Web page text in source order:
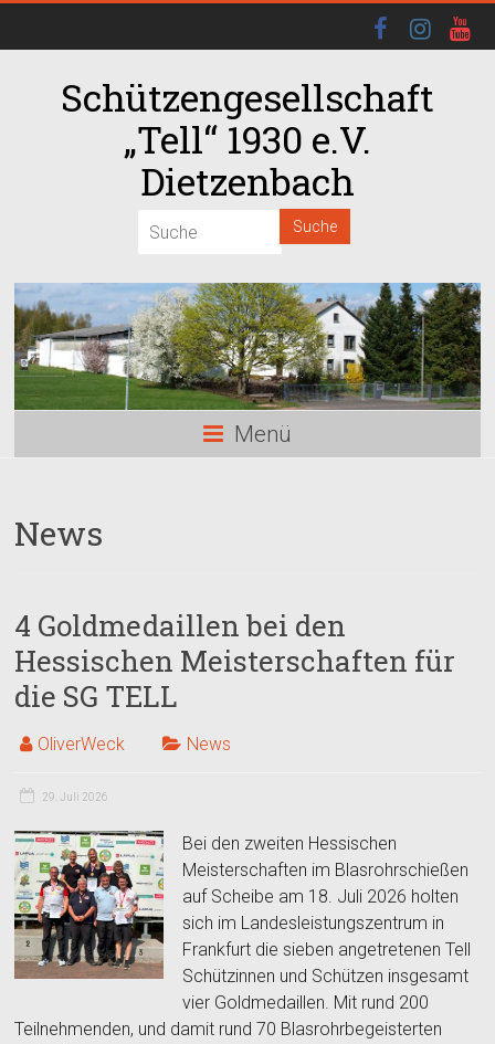
Schützengesellschaft
„Tell“ 1930 e.V.
Dietzenbach
Menü
News
4 Goldmedaillen bei den
Hessischen Meisterschaften für
die SG TELL
OliverWeck News
29. Juli 2026
Bei den zweiten Hessischen
Meisterschaften im Blasrohrschießen
auf Scheibe am 18. Juli 2026 holten
sich im Landesleistungszentrum in
Frankfurt die sieben angetretenen Tell
Schützinnen und Schützen insgesamt
vier Goldmedaillen. Mit rund 200
Teilnehmenden, und damit rund 70 Blasrohrbegeisterten